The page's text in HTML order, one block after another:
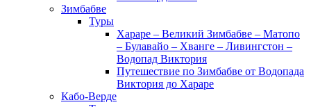
Зимбабве
Туры
Хараре – Великий Зимбабве – Матопо
– Булавайо – Хванге – Ливингстон –
Водопад Виктория
Путешествие по Зимбабве от Водопада
Виктория до Хараре
Кабо-Верде